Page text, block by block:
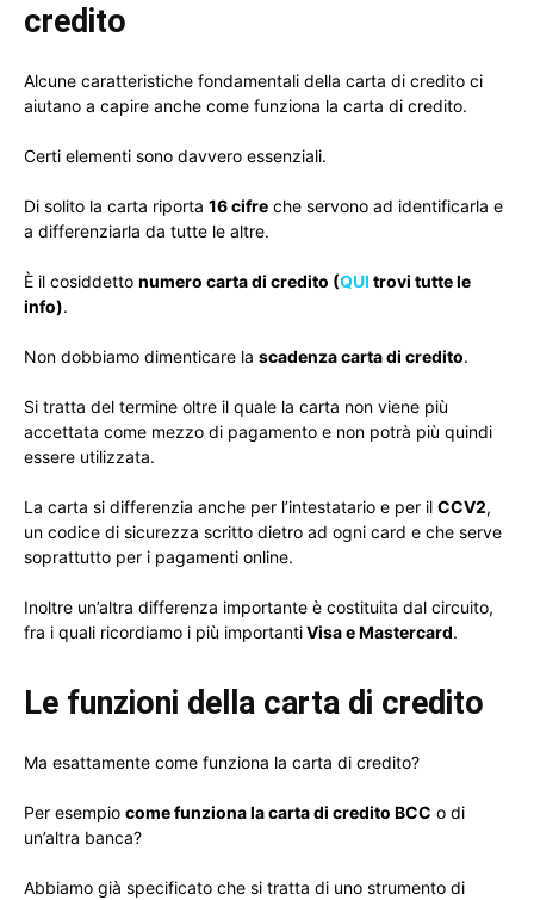
credito
Alcune caratteristiche fondamentali della carta di credito ci
aiutano a capire anche come funziona la carta di credito.
Certi elementi sono davvero essenziali.
Di solito la carta riporta 16 cifre che servono ad identificarla e
a differenziarla da tutte le altre.
È il cosiddetto numero carta di credito (QUI trovi tutte le
info).
Non dobbiamo dimenticare la scadenza carta di credito.
Si tratta del termine oltre il quale la carta non viene più
accettata come mezzo di pagamento e non potrà più quindi
essere utilizzata.
La carta si differenzia anche per l’intestatario e per il CCV2,
un codice di sicurezza scritto dietro ad ogni card e che serve
soprattutto per i pagamenti online.
Inoltre un’altra differenza importante è costituita dal circuito,
fra i quali ricordiamo i più importantiVisa e Mastercard.
Le funzioni della carta di credito
Ma esattamente come funziona la carta di credito?
Per esempio come funziona la carta di credito BCC o di
un’altra banca?
Abbiamo già specificato che si tratta di uno strumento di